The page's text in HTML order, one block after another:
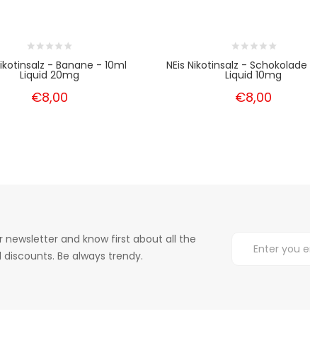
- Banane - 10ml
Liquid 20mg
€8,00
NEis Nikotinsalz -
Liquid 10mg
€8,00
newsletter and know first about all the
Be always trendy.